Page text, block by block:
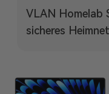
VLAN Homelab
sicheres